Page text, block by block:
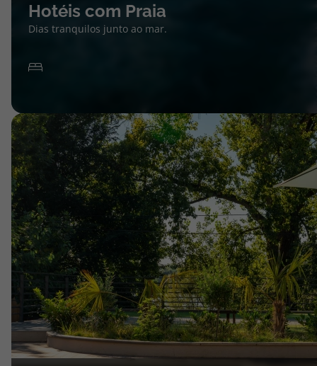
Hotéis com Praia
Dias tranquilos junto ao mar.